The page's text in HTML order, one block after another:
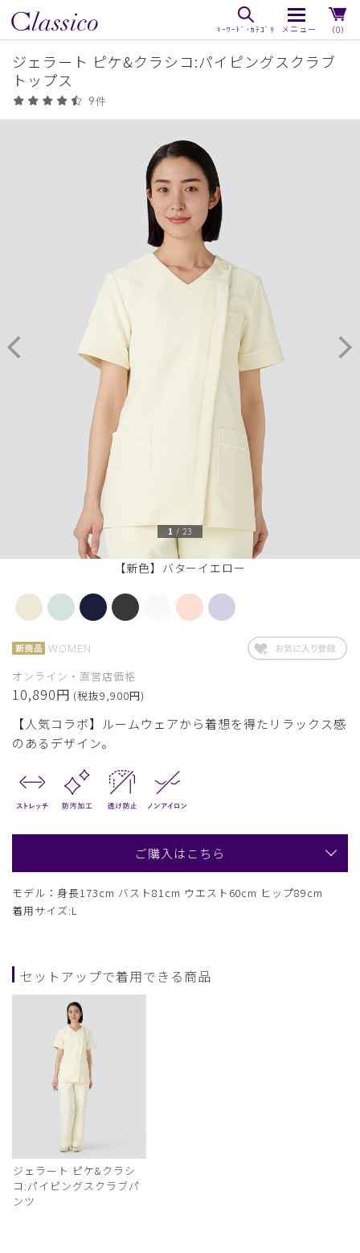
（0）
ジェラート ピケ&クラシコ:パイピングスクラブ
トップス
9件
【新色】バターイエロー
1 / 23
WOMEN
オンライン・直営店価格
10,890円 (税抜9,900円)
【人気コラボ】ルームウェアから着想を得たリラックス感
のあるデザイン。
ご購入はこちら
モデル：身長173cm バスト81cm ウエスト60cm ヒップ89cm
着用サイズ:L
セットアップで着用できる商品
ジェラート ピケ&クラシ
コ:パイピングスクラブパ
ンツ